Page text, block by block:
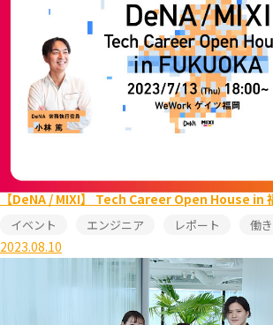
【DeNA / MIXI】 Tech Career Open House in
イベント エンジニア レポート 働
2023.08.10